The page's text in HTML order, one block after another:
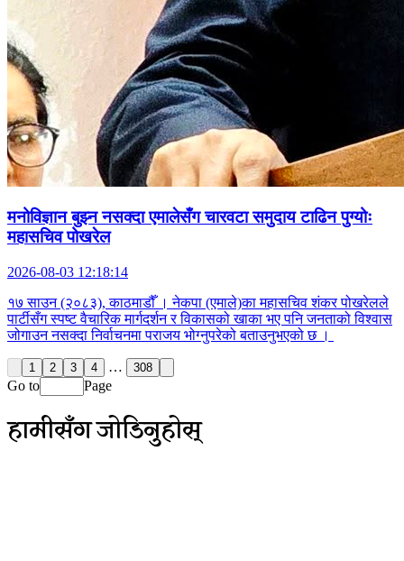
मनोविज्ञान बुझ्न नसक्दा एमालेसँग चारवटा समुदाय टाढिन पुग्योः
महासचिव पोखरेल
2026-08-03 12:18:14
१७ साउन (२०८३), काठमाडौँ । नेकपा (एमाले)का महासचिव शंकर पोखरेलले
पार्टीसँग स्पष्ट वैचारिक मार्गदर्शन र विकासको खाका भए पनि जनताको विश्वास
जोगाउन नसक्दा निर्वाचनमा पराजय भोग्नुपरेको बताउनुभएको छ ।
1 2 3 4 … 308
Go to Page
हामीसँग जोडिनुहोस्